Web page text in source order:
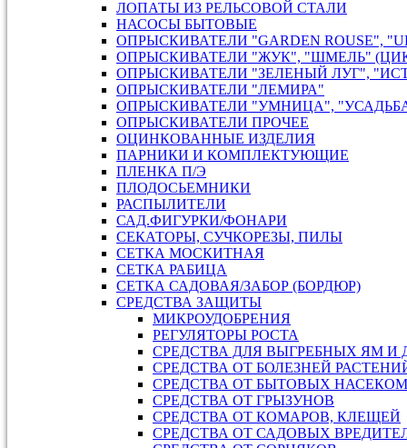
ЛОПАТЫ ИЗ РЕЛЬСОВОЙ СТАЛИ
НАСОСЫ БЫТОВЫЕ
ОПРЫСКИВАТЕЛИ "GARDEN ROUSE",
ОПРЫСКИВАТЕЛИ "ЖУК", "ШМЕЛЬ"
ОПРЫСКИВАТЕЛИ "ЗЕЛЕНЫЙ ЛУГ",
ОПРЫСКИВАТЕЛИ "ЛЕМИРА"
ОПРЫСКИВАТЕЛИ "УМНИЦА",
ОПРЫСКИВАТЕЛИ ПРОЧЕЕ
ОЦИНКОВАННЫЕ ИЗДЕЛИЯ
ПАРНИКИ И КОМПЛЕКТУЮЩИЕ
ПЛЕНКА П/Э
ПЛОДОСЬЕМНИКИ
РАСПЫЛИТЕЛИ
САД.ФИГУРКИ/ФОНАРИ
СЕКАТОРЫ, СУЧКОРЕЗЫ, ПИЛЫ
СЕТКА МОСКИТНАЯ
СЕТКА РАБИЦА
СЕТКА САДОВАЯ/ЗАБОР (БОРДЮР)
СРЕДСТВА ЗАЩИТЫ
МИКРОУДОБРЕНИЯ
РЕГУЛЯТОРЫ РОСТА
СРЕДСТВА ДЛЯ ВЫГРЕБНЫХ ЯМ И
СРЕДСТВА ОТ БОЛЕЗНЕЙ
СРЕДСТВА ОТ БЫТОВЫХ
СРЕДСТВА ОТ ГРЫЗУНОВ
СРЕДСТВА ОТ КОМАРОВ, КЛЕЩЕЙ
СРЕДСТВА ОТ САДОВЫХ